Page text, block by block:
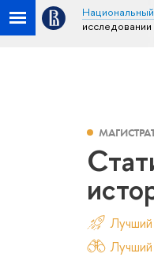
исследовании
Лучший